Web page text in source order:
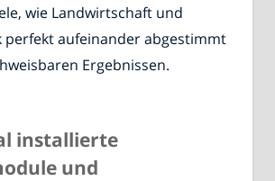
wie Landwirtschaft und
perfekt aufeinander abgestimmt
Ergebnissen.
installierte
und